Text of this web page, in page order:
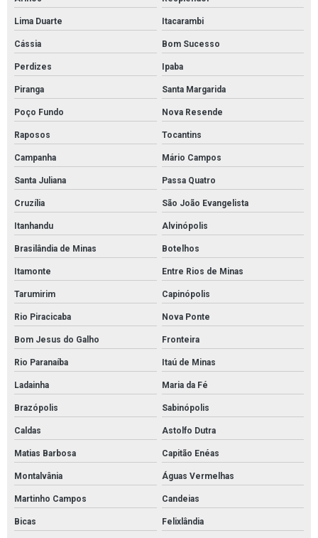
Lima Duarte Itacarambi
Cássia Bom Sucesso
Perdizes Ipaba
Piranga Santa Margarida
Poço Fundo Nova Resende
Raposos Tocantins
Campanha Mário Campos
Santa Juliana Passa Quatro
Cruzília São João Evangelista
Itanhandu Alvinópolis
Brasilândia de Minas Botelhos
Itamonte Entre Rios de Minas
Tarumirim Capinópolis
Rio Piracicaba Nova Ponte
Bom Jesus do Galho Fronteira
Rio Paranaíba Itaú de Minas
Ladainha Maria da Fé
Brazópolis Sabinópolis
Caldas Astolfo Dutra
Matias Barbosa Capitão Enéas
Montalvânia Águas Vermelhas
Martinho Campos Candeias
Bicas Felixlândia